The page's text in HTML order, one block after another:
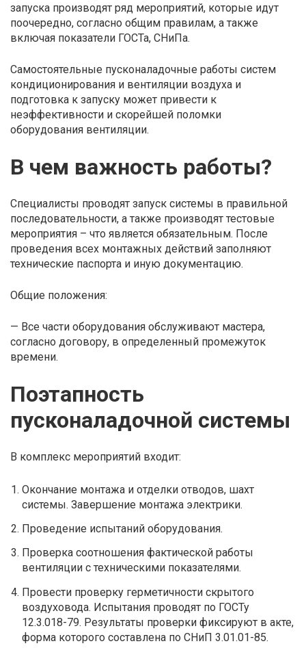
запуска производят ряд мероприятий, которые идут
поочередно, согласно общим правилам, а также
включая показатели ГОСТа, СНиПа.
Самостоятельные пусконаладочные работы систем
кондиционирования и вентиляции воздуха и
подготовка к запуску может привести к
неэффективности и скорейшей поломки
оборудования вентиляции.
В чем важность работы?
Специалисты проводят запуск системы в правильной
последовательности, а также производят тестовые
мероприятия – что является обязательным. После
проведения всех монтажных действий заполняют
технические паспорта и иную документацию.
Общие положения:
— Все части оборудования обслуживают мастера,
согласно договору, в определенный промежуток
времени.
Поэтапность
пусконаладочной системы
В комплекс мероприятий входит:
Окончание монтажа и отделки отводов, шахт
системы. Завершение монтажа электрики.
Проведение испытаний оборудования.
Проверка соотношения фактической работы
вентиляции с техническими показателями.
Провести проверку герметичности скрытого
воздуховода. Испытания проводят по ГОСТу
12.3.018-79. Результаты проверки фиксируют в акте,
форма которого составлена по СНиП 3.01.01-85.